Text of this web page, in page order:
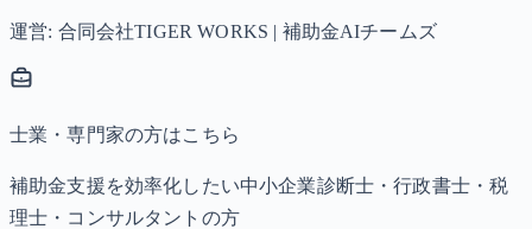
運営: 合同会社TIGER WORKS | 補助金AIチームズ
士業・専門家の方はこちら
補助金支援を効率化したい中小企業診断士・行政書士・税
理士・コンサルタントの方